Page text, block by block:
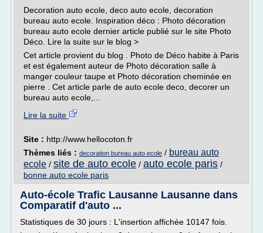
Decoration auto ecole, deco auto ecole, decoration
bureau auto ecole. Inspiration déco : Photo décoration
bureau auto ecole dernier article publié sur le site Photo
Déco. Lire la suite sur le blog >
Cet article provient du blog . Photo de Déco habite à Paris
et est également auteur de Photo décoration salle à
manger couleur taupe et Photo décoration cheminée en
pierre . Cet article parle de auto ecole deco, decorer un
bureau auto ecole,...
Lire la suite
Site : http://www.hellocoton.fr
Thèmes liés : decoration bureau auto ecole / bureau auto
ecole / site de auto ecole / auto ecole paris /
bonne auto ecole paris
Auto-école Trafic Lausanne Lausanne dans
Comparatif d'auto ...
Statistiques de 30 jours : L'insertion affichée 10147 fois.